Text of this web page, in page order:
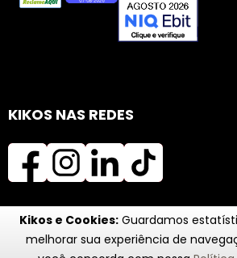
Kikos e Cookies:Guardamos
melhorar sua experiência de
KIKOS NAS REDES